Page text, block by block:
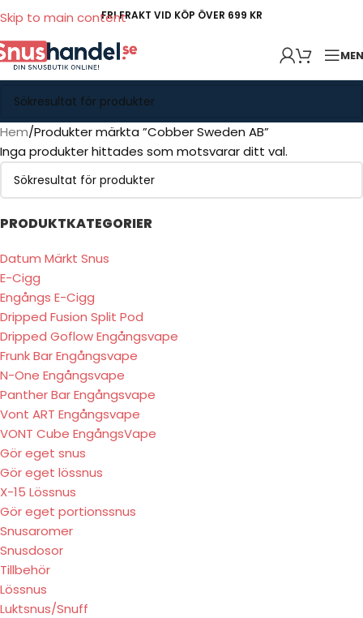
Skip to main contentFRI FRAKT VID KÖP ÖVER 699 KR
PRODUKTKATEGORIER
Datum Märkt Snus
E-Cigg
Engångs E-Cigg
Dripped Fusion Split Pod
Dripped Goflow Engångsvape
Frunk Bar Engångsvape
N-One Engångsvape
Panther Bar Engångsvape
Vont ART Engångsvape
VONT Cube EngångsVape
Gör eget snus
Gör eget lössnus
X-15 Lössnus
Gör eget portionssnus
Snusaromer
Snusdosor
Tillbehör
Lössnus
Luktsnus/Snuff
Hem Produkter märkta ”Cobber Sweden AB”
Inga produkter hittades som motsvarar ditt val.